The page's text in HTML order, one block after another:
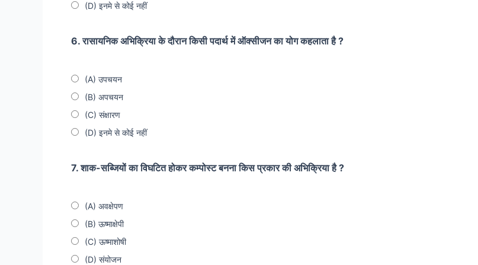
(D) इनमे से कोई नहीं
6. रासायनिक अभिक्रिया के दौरान किसी पदार्थ में ऑक्सीजन का योग कहलाता है ?
(A) उपचयन
(B) अपचयन
(C) संक्षारण
(D) इनमे से कोई नहीं
7. शाक-सब्जियों का विघटित होकर कम्पोस्ट बनना किस प्रकार की अभिक्रिया है ?
(A) अवक्षेपण
(B) ऊष्माक्षेपी
(C) ऊष्माशोषी
(D) संयोजन